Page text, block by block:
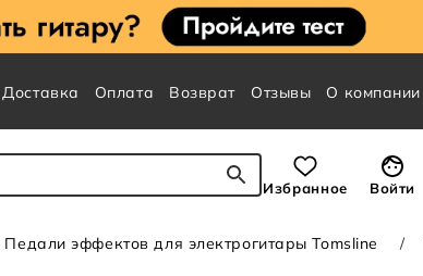
Доставка Оплата Возврат Отзывы О компании
Избранное Войти
Педали эффектов для электрогитары Tomsline